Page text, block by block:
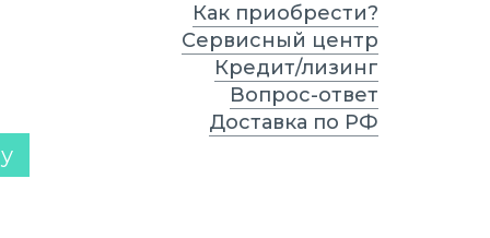
Как приобрести?
Сервисный центр
Кредит/лизинг
Вопрос-ответ
Доставка по РФ